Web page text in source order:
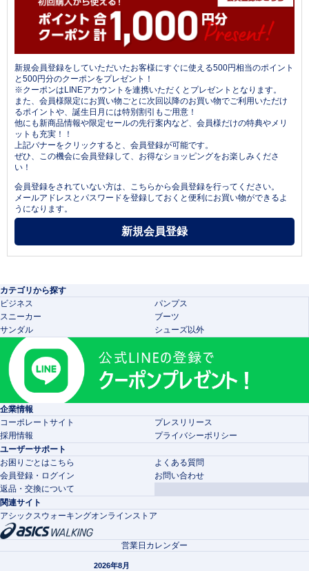
新規会員登録をしていただいたお客様にすぐに使える500円相当のポイント
と500円分のクーポンをプレゼント！
※クーポンはLINEアカウントを連携いただくとプレゼントとなります。
また、会員様限定にお買い物ごとに次回以降のお買い物でご利用いただけ
るポイントや、誕生日月には特別割引もご用意！
他にも新商品情報や限定セールの先行案内など、会員様だけの特典やメリ
ットも充実！！
上記バナーをクリックすると、会員登録が可能です。
ぜひ、この機会に会員登録して、お得なショッピングをお楽しみくださ
い！
会員登録をされていない方は、こちらから会員登録を行ってください。
メールアドレスとパスワードを登録しておくと便利にお買い物ができるよ
うになります。
カテゴリから探す
ビジネス
パンプス
スニーカー
ブーツ
サンダル
シューズ以外
企業情報
コーポレートサイト
プレスリリース
採用情報
プライバシーポリシー
ユーザーサポート
お困りごとはこちら
よくある質問
会員登録・ログイン
お問い合わせ
返品・交換について
関連サイト
アシックスウォーキングオンラインストア
営業日カレンダー
2026年8月